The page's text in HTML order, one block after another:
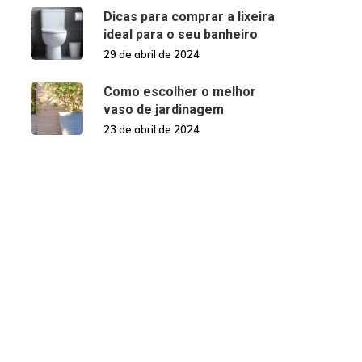
Dicas para comprar a lixeira
ideal para o seu banheiro
29 de abril de 2024
Como escolher o melhor
vaso de jardinagem
23 de abril de 2024